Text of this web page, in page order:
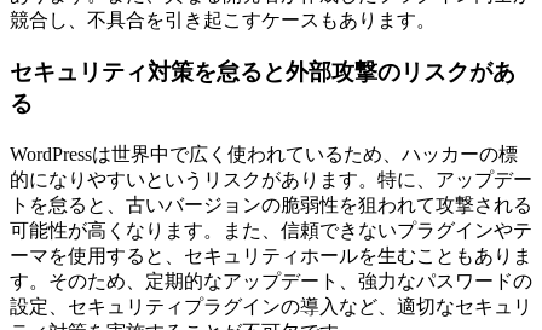
競合し、不具合を引き起こすケースもあります。
セキュリティ対策を怠ると外部攻撃のリスクがあ
る
WordPressは世界中で広く使われているため、ハッカーの標
的になりやすいというリスクがあります。特に、アップデー
トを怠ると、古いバージョンの脆弱性を狙われて攻撃される
可能性が高くなります。また、信頼できないプラグインやテ
ーマを使用すると、セキュリティホールを生むこともありま
す。そのため、定期的なアップデート、強力なパスワードの
設定、セキュリティプラグインの導入など、適切なセキュリ